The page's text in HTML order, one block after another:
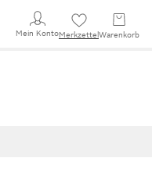
Mein KontoMerkzettel Warenkorb